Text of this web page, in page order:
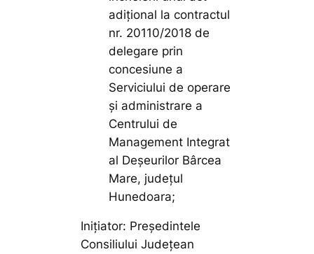
adițional la contractul
nr. 20110/2018 de
delegare prin
concesiune a
Serviciului de operare
și administrare a
Centrului de
Management Integrat
al Deșeurilor Bârcea
Mare, județul
Hunedoara;
Inițiator: Președintele
Consiliului Județean